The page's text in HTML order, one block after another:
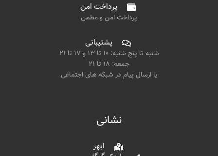
پرداخت امن
پرداخت امن و مطمن
پشتیبانی
شنبه تا پنج شنبه: ۱۰ تا ۱۳ و ۱۷ تا ۲۱
جمعه: ۱۸ تا ۲۱
یا ارسال پیام در شبکه های اجتماعی
نشانی
ابهر